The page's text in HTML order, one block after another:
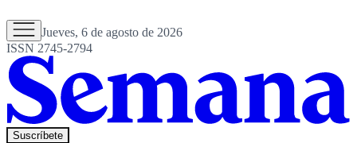
Jueves, 6 de agosto de 2026
ISSN 2745-2794
Suscríbete